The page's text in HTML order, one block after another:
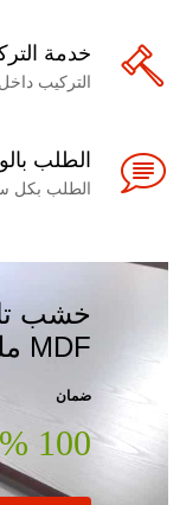
خدمة
التركيب داخل الرياض
الطلب
الطلب بكل
خشب
MDF ملبس ميلامين
ضمان
100 %